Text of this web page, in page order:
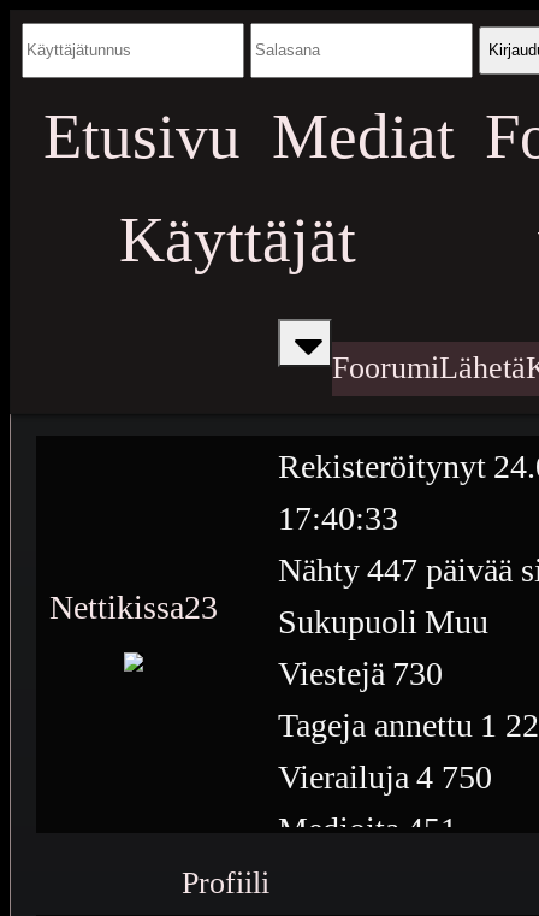
Etusivu Mediat
Käyttäjät
FoorumiLähetä
Nettikissa23
Rekisteröitynyt
17:40:33
Nähty447 päivää
Sukupuoli Muu
Viestejä 730
Tageja annettu 1
Vierailuja 4 750
Medioita 451
Profiili